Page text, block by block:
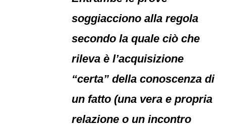
soggiacciono alla regola
secondo la quale ciò che
rileva è l’acquisizione
“certa” della conoscenza di
un fatto (una vera e propria
relazione o un incontro